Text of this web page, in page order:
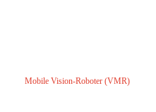
Mobile Vision-Roboter (VMR)